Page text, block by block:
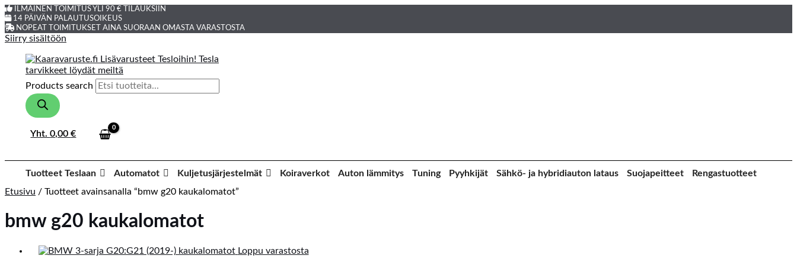
ILMAINEN TOIMITUS YLI 90 € TILAUKSIIN
14 PÄIVÄN PALAUTUSOIKEUS
NOPEAT TOIMITUKSET AINA SUORAAN OMASTA VARASTOSTA
Siirry sisältöön
Products search
Yht.0,00€
Tuotteet Teslaan Automatot Kuljetusjärjestelmät Koiraverkot Auton lämmitys Tuning Pyyhkijät Sähkö- ja hybridiauton lataus Suojapeitteet
Rengastuotteet
Etusivu / Tuotteet avainsanalla “bmw g20 kaukalomatot”
bmw g20 kaukalomatot
Loppu varastosta